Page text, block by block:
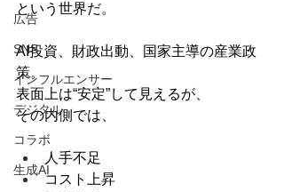
広告
SNS
インフルエンサー
デジタル
コラボ
生成AI
という世界だ。
AI投資、財政出動、国家主導の産業政
策。
表面上は“安定”して見えるが、
その内側では、
人手不足
コスト上昇